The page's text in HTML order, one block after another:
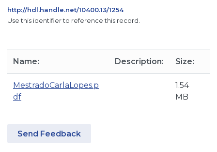
http://hdl.handle.net/10400.13/1254
Use this identifier to reference this record.
Name: Description: Size:
MestradoCarlaLopes.p
df
1.54
MB
Send Feedback